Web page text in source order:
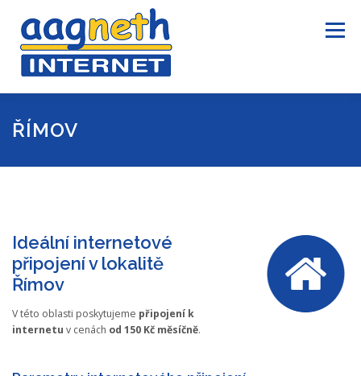
obsah
Menu
ÚVOD
ŘÍMOV
Ideální internetové
připojení v lokalitě
Římov
V této oblasti poskytujeme připojení k
internetu v cenách od 150 Kč měsíčně.